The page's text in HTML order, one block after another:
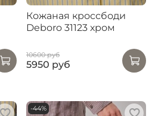
Кожаная кроссбоди
Deboro 31123 хром
10600 руб
5950 руб
-44%